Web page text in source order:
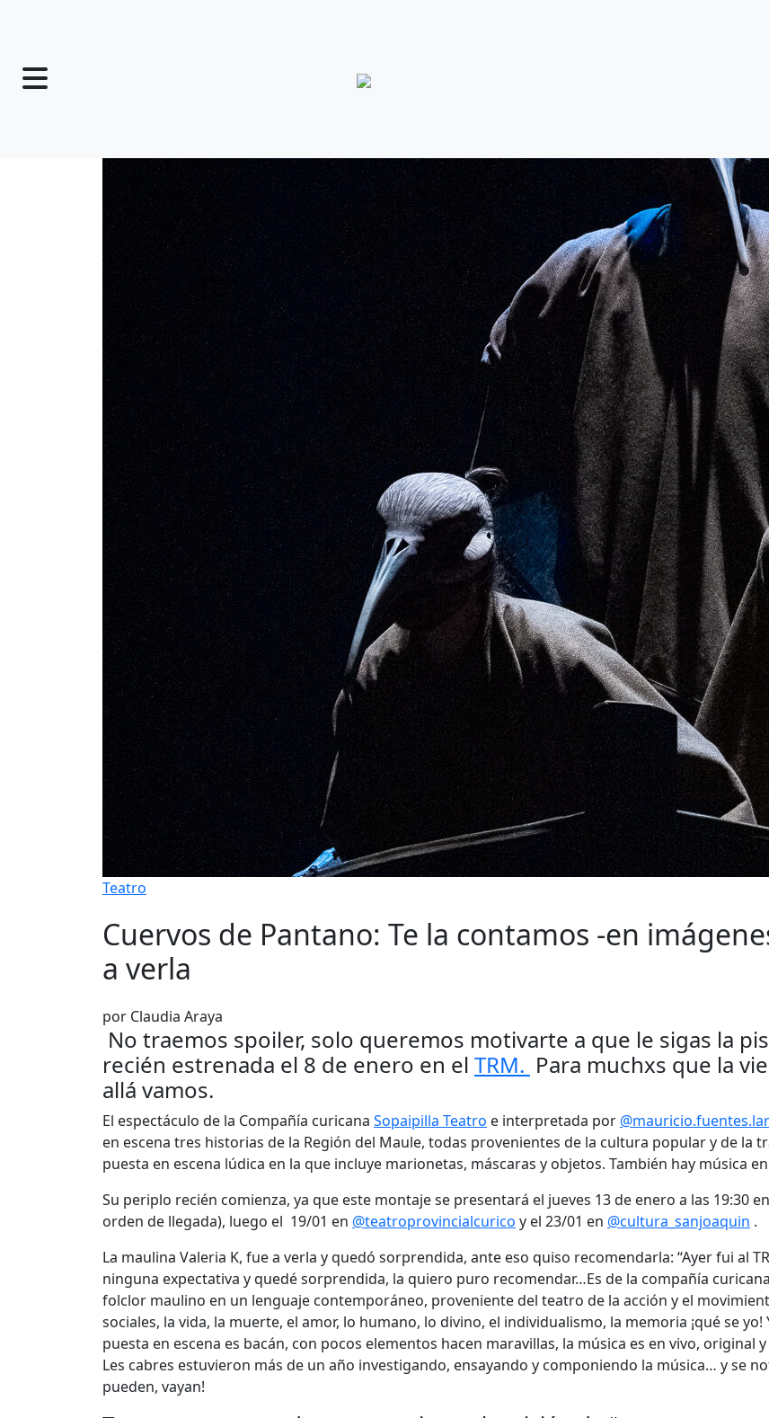
Teatro
Cuervos de Pantano: Te la contamos -en
a verla
por Claudia Araya
No traemos spoiler, solo queremos motivarte a que le sigas la
recién estrenada el 8 de enero en el TRM. Para muchxs que la
allá vamos.
El espectáculo de la Compañía curicana Sopaipilla Teatro e interpretada por
en escena tres historias de la Región del Maule, todas provenientes de la cultura popular y de la
puesta en escena lúdica en la que incluye marionetas, máscaras y objetos. También hay música
Su periplo recién comienza, ya que este montaje se presentará el jueves 13 de enero a las 19:30
orden de llegada), luego el 19/01 en @teatroprovincialcurico y el 23/01 en @cultura_sanjoaquin .
La maulina Valeria K, fue a verla y quedó sorprendida, ante eso quiso recomendarla: “Ayer fui al
ninguna expectativa y quedé sorprendida, la quiero puro recomendar…Es de la compañía
folclor maulino en un lenguaje contemporáneo, proveniente del teatro de la acción y el
sociales, la vida, la muerte, el amor, lo humano, lo divino, el individualismo, la memoria ¡qué se
puesta en escena es bacán, con pocos elementos hacen maravillas, la música es en vivo, original
Les cabres estuvieron más de un año investigando, ensayando y componiendo la música… y se
pueden, vayan!